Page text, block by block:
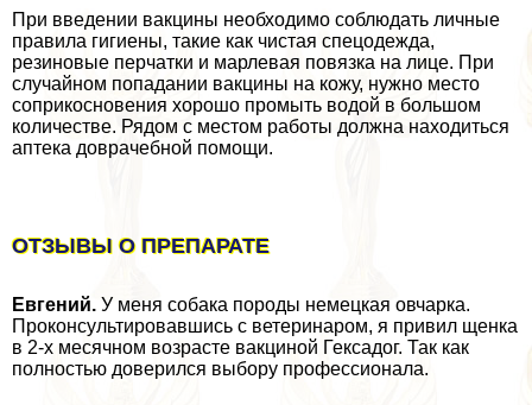
При введении вакцины необходимо соблюдать личные
правила гигиены, такие как чистая спецодежда,
резиновые перчатки и марлевая повязка на лице. При
случайном попадании вакцины на кожу, нужно место
соприкосновения хорошо промыть водой в большом
количестве. Рядом с местом работы должна находиться
аптека доврачебной помощи.
ОТЗЫВЫ О ПРЕПАРАТЕ
Евгений. У меня собака породы немецкая овчарка.
Проконсультировавшись с ветеринаром, я привил щенка
в 2-х мecячном возрасте вакциной Гексадог. Так как
полностью доверился выбору профессионала.